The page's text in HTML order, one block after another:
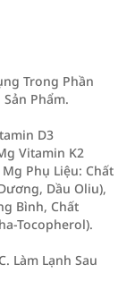
Trong Phần
Phẩm.
D3
Vitamin K2
Phụ Liệu: Chất
Dầu Oliu),
Bình, Chất
Tocopherol).​
Làm Lạnh Sau